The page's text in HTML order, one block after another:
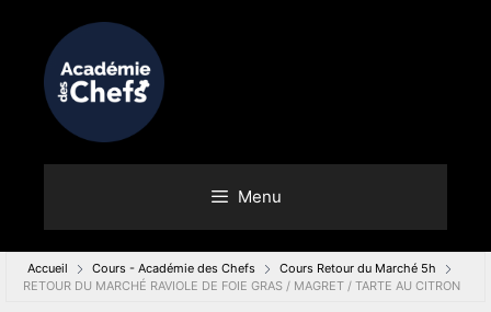
Menu
Accueil Cours - Académie des Chefs
Cours Retour du Marché 5h
RETOUR DU MARCHÉ RAVIOLE DE FOIE GRAS / MAGRET / TARTE AU CITRON